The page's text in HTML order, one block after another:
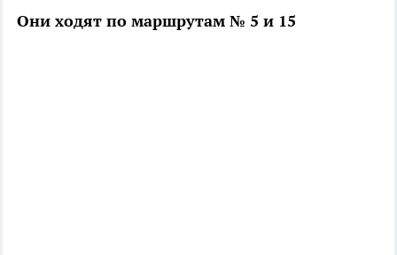
Они ходят по маршрутам № 5 и 15